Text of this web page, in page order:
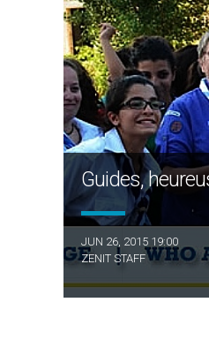
Guides,
JUN 26, 2015 19:00
ZENIT STAFF